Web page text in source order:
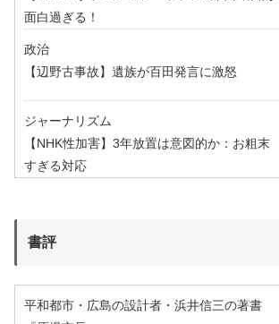
面白過ぎる！
政治
【辺野古事故】遺族が百田発言に激怒
ジャーナリズム
【NHK性加害】3年放置は意図的か：お粗末
すぎる対応
書評
平和都市・広島の設計者・浜井信三の著書